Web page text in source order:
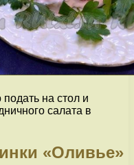
на стол и
салата в
«Оливье»